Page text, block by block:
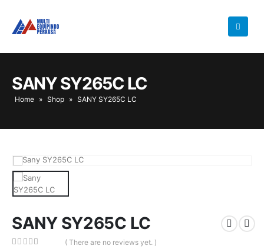
SANY SY265C LC
Home » Shop » SANY SY265C LC
SANY SY265C LC
( There are no reviews yet. )